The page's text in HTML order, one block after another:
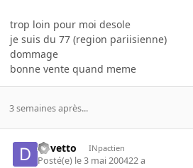
trop loin pour moi desole
je suis du 77 (region pariisienne)
dommage
bonne vente quand meme
3 semaines après...
dovetto INpactien
Posté(e) le 3 mai 200422 a